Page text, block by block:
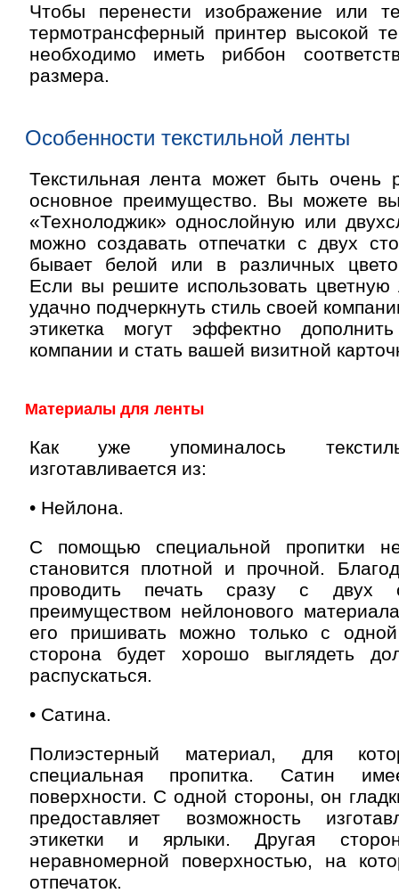
Чтобы перенести изображение или
термотрансферный принтер высокой
необходимо иметь риббон
размера.
Особенности текстильной ленты
Текстильная лента может быть очень
основное преимущество. Вы можете
«Технолоджик» однослойную или
можно создавать отпечатки с двух
бывает белой или в различных
Если вы решите использовать цветную
удачно подчеркнуть стиль своей
этикетка могут эффектно
компании и стать вашей визитной
Материалы для ленты
Как уже упоминалось
изготавливается из:
• Нейлона.
С помощью специальной пропитки
становится плотной и прочной.
проводить печать сразу с двух
преимуществом нейлонового
его пришивать можно только с
сторона будет хорошо выглядеть
распускаться.
• Сатина.
Полиэстерный материал, для
специальная пропитка. Сатин
поверхности. С одной стороны, он
предоставляет возможность
этикетки и ярлыки. Другая
неравномерной поверхностью, на
отпечаток.